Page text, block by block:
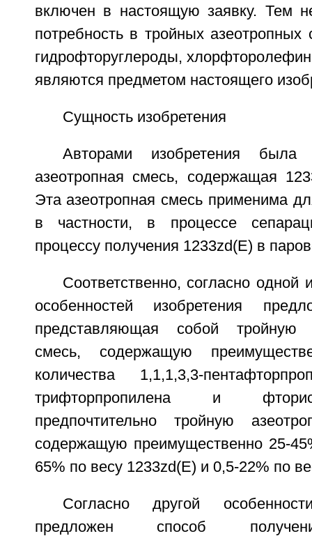
включен в настоящую заявку. Тем
потребность в тройных
гидрофторуглероды,
являются предметом настоящего
Сущность изобретения
Авторами изобретения была
азеотропная смесь, содержащая
Эта азеотропная смесь применима
в частности, в процессе
процессу получения 1233zd(E) в
Соответственно, согласно одной
особенностей изобретения
представляющая собой тройную
смесь, содержащую
количества 1,1,1,3,3-
трифторпропилена и
предпочтительно тройную
содержащую преимущественно 25-
65% по весу 1233zd(E) и 0,5-22% по
Согласно другой
предложен способ